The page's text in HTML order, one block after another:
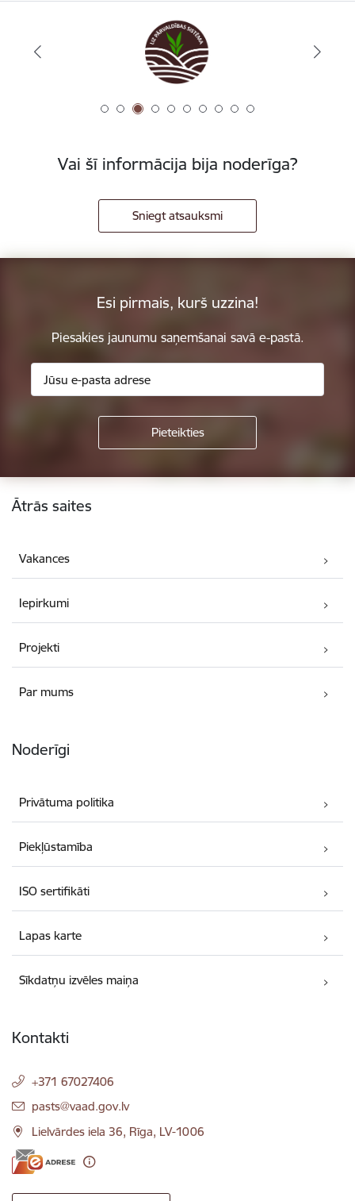
Vai šī informācija bija noderīga?
Sniegt atsauksmi
Esi pirmais, kurš uzzina!
Piesakies jaunumu saņemšanai savā e-pastā.
Kājene
Ātrās saites
Vakances
Iepirkumi
Projekti
Par mums
Noderīgi
Privātuma politika
Piekļūstamība
ISO sertifikāti
Lapas karte
Sīkdatņu izvēles maiņa
Kontakti
+371 67027406
E-pasts:
pasts@vaad.gov.lv
Lielvārdes iela 36, Rīga, LV-1006